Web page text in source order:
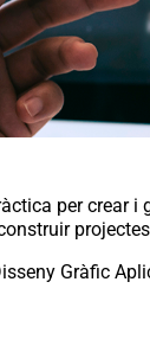
per
Gràfic